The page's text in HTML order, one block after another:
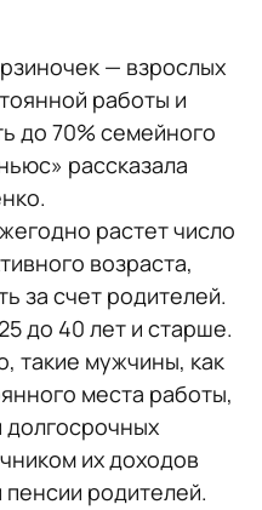
— взрослых
работы и
до 70% семейного
рассказала
растет число
возраста,
за счет родителей.
до 40 лет и старше.
такие мужчины, как
места работы,
долгосрочных
их доходов
пенсии родителей.